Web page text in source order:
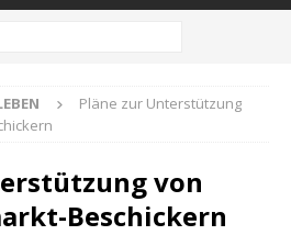
Pläne zur Unterstützung
von
Beschickern